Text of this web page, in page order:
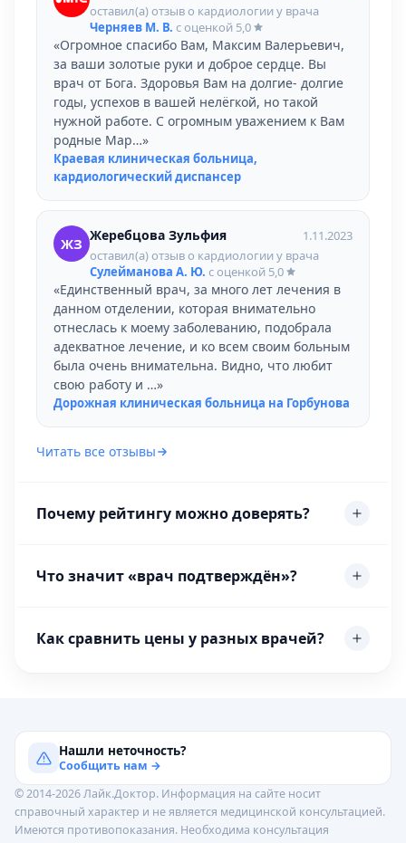
оставил(а) отзыв о кардиологии у врача
Черняев М. В. с оценкой 5,0
«Огромное спасибо Вам, Максим Валерьевич,
за ваши золотые руки и доброе сердце. Вы
врач от Бога. Здоровья Вам на долгие- долгие
годы, успехов в вашей нелёгкой, но такой
нужной работе. С огромным уважением к Вам
родные Мар…»
Краевая клиническая больница,
кардиологический диспансер
ЖЗ Жеребцова Зульфия
1.11.2023
оставил(а) отзыв о кардиологии у врача
Сулейманова А. Ю. с оценкой 5,0
«Единственный врач, за много лет лечения в
данном отделении, которая внимательно
отнеслась к моему заболеванию, подобрала
адекватное лечение, и ко всем своим больным
была очень внимательна. Видно, что любит
свою работу и …»
Дорожная клиническая больница на Горбунова
Читать все отзывы
Почему рейтингу можно доверять?
Что значит «врач подтверждён»?
Как сравнить цены у разных врачей?
Нашли неточность?
Сообщить нам →
© 2014-2026 Лайк.Доктор. Информация на сайте носит
справочный характер и не является медицинской консультацией.
Имеются противопоказания. Необходима консультация